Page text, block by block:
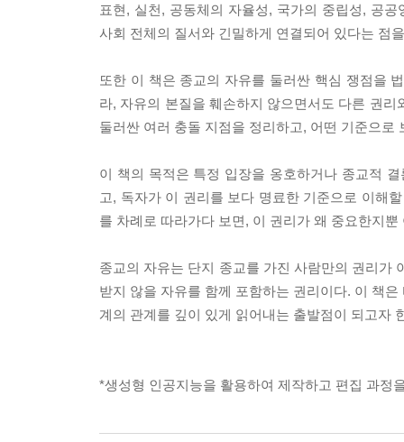
표현, 실천, 공동체의 자율성, 국가의 중립성, 공
사회 전체의 질서와 긴밀하게 연결되어 있다는 점
또한 이 책은 종교의 자유를 둘러싼 핵심 쟁점을
라, 자유의 본질을 훼손하지 않으면서도 다른 권
둘러싼 여러 충돌 지점을 정리하고, 어떤 기준으
이 책의 목적은 특정 입장을 옹호하거나 종교적
고, 독자가 이 권리를 보다 명료한 기준으로 이해
를 차례로 따라가다 보면, 이 권리가 왜 중요한지
종교의 자유는 단지 종교를 가진 사람만의 권리가
받지 않을 자유를 함께 포함하는 권리이다. 이 책
계의 관계를 깊이 있게 읽어내는 출발점이 되고자
*생성형 인공지능을 활용하여 제작하고 편집 과정